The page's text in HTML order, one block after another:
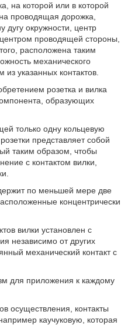
на которой или в которой
проводящая дорожка,
окружности, центр
проводящей стороны,
расположена таким
механического
указанных контактов.
розетка и вилка
образующих
только одну кольцевую
представляет собой
таким образом, чтобы
с контактом вилки,
по меньшей мере две
концентрически
вилки установлен с
независимо от других
механический контакт с
для приложения к каждому
осуществления, контакты
каучуковую, которая